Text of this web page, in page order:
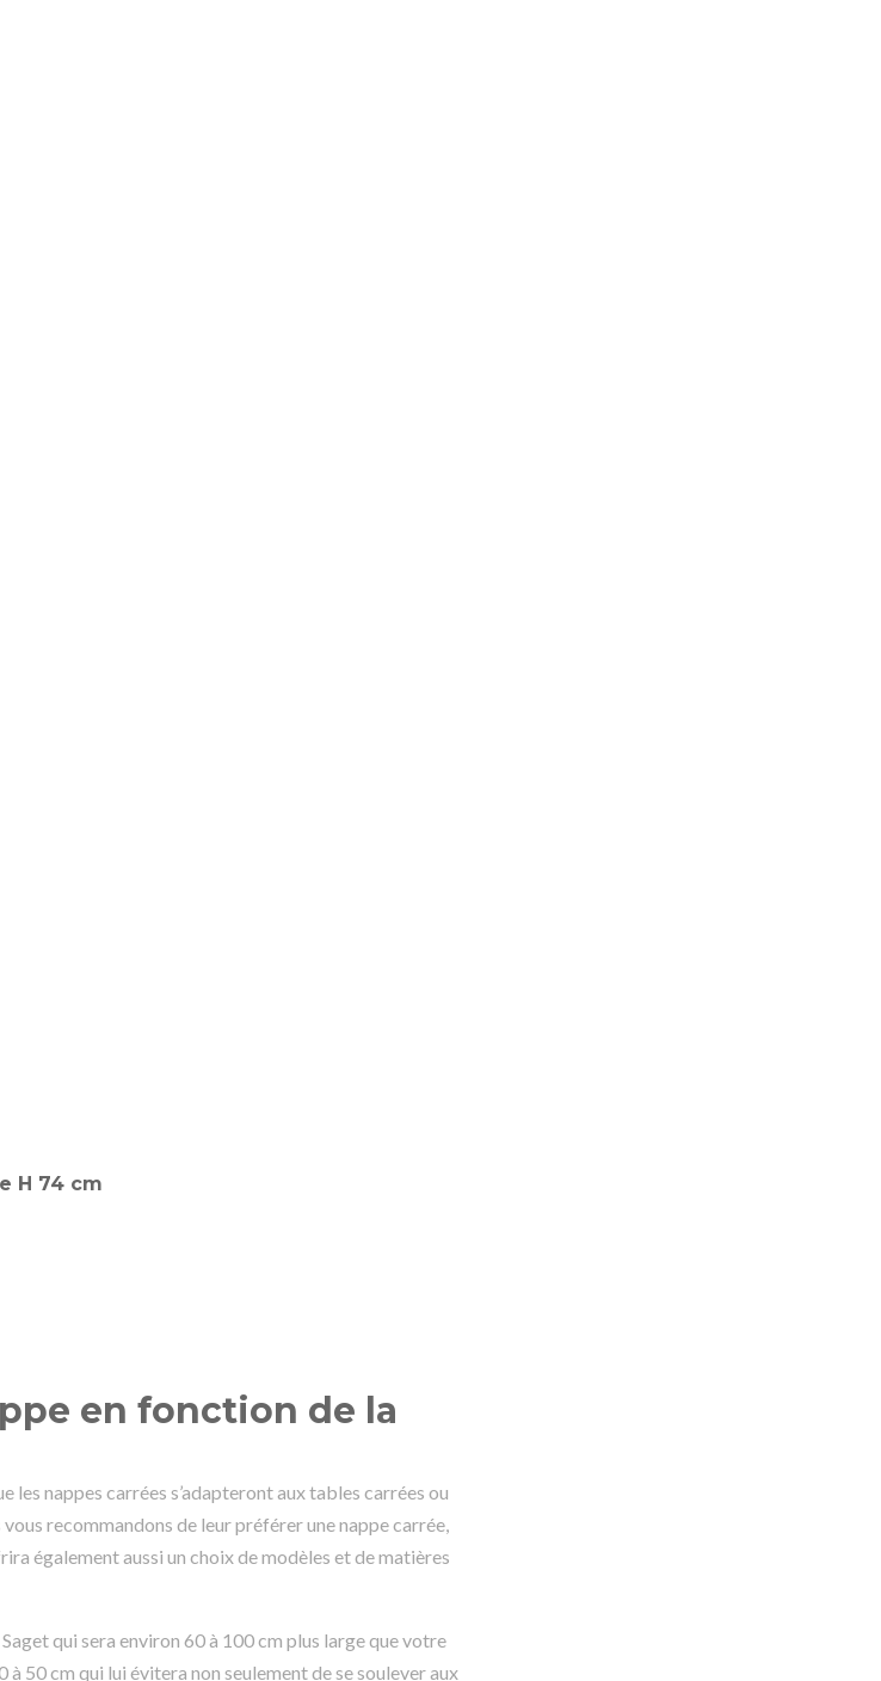
en fonction de la
nappes carrées s’adapteront aux tables carrées ou
recommandons de leur préférer une nappe carrée,
également aussi un choix de modèles et de matières
qui sera environ 60 à 100 cm plus large que votre
50 cm qui lui évitera non seulement de se soulever aux